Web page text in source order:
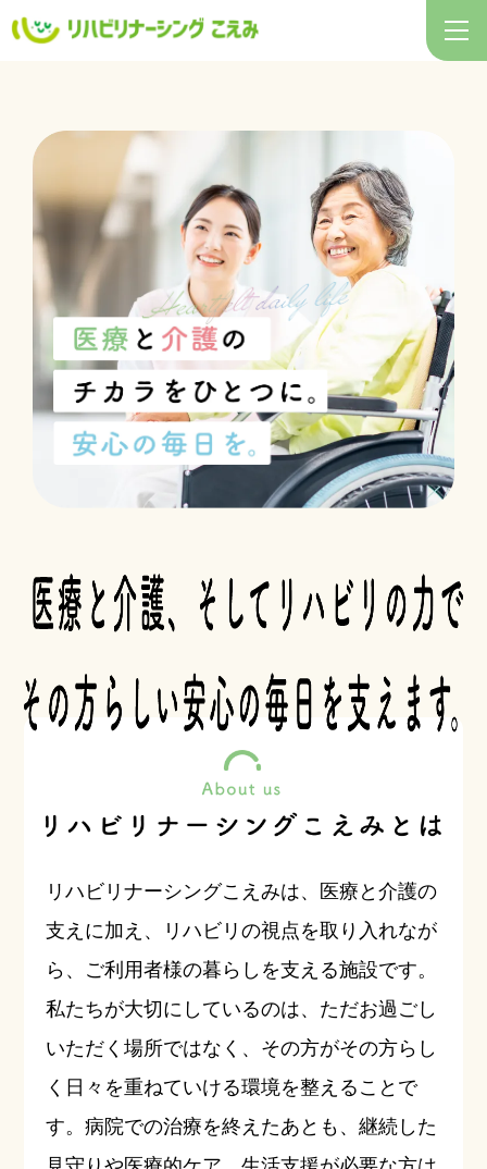
リハビリナーシングこえみは、医療と介護の
支えに加え、リハビリの視点を取り入れなが
ら、ご利用者様の暮らしを支える施設です。
私たちが大切にしているのは、ただお過ごし
いただく場所ではなく、その方がその方らし
く日々を重ねていける環境を整えることで
す。病院での治療を終えたあとも、継続した
見守りや医療的ケア、生活支援が必要な方は